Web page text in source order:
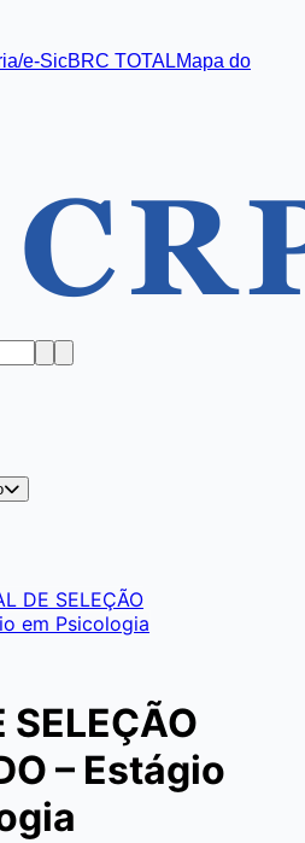
e-SicBRC TOTALMapa do
DE SELEÇÃO
em Psicologia
SELEÇÃO
– Estágio